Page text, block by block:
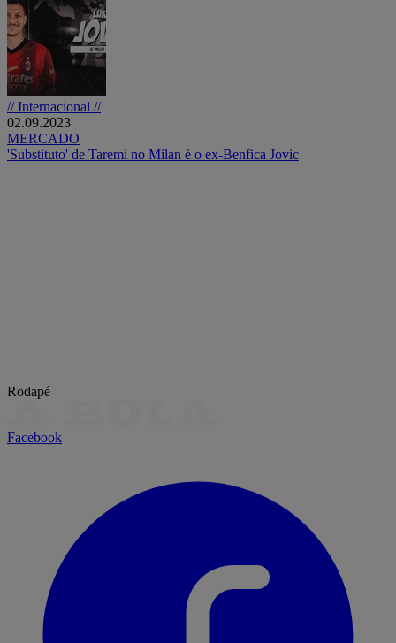
// Internacional //
02.09.2023
MERCADO
'Substituto' de Taremi no Milan é o ex-Benfica Jovic
Rodapé
Facebook